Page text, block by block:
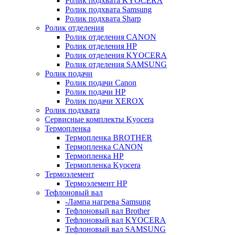
Ролик подхвата Samsung
Ролик подхвата Sharp
Ролик отделения
Ролик отделения CANON
Ролик отделения HP
Ролик отделения KYOCERA
Ролик отделения SAMSUNG
Ролик подачи
Ролик подачи Canon
Ролик подачи HP
Ролик подачи XEROX
Ролик подхвата
Сервисные комплекты Kyocera
Термопленка
Термопленка BROTHER
Термопленка CANON
Термопленка HP
Термопленка Kyocera
Термоэлемент
Термоэлемент НР
Тефлоновый вал
-Лампа нагрева Samsung
Тефлоновый вал Brother
Тефлоновый вал KYOCERA
Тефлоновый вал SAMSUNG